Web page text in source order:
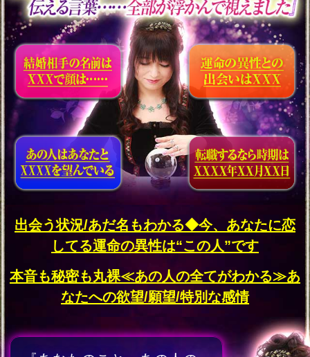
な夜を過ごす？
結婚のチャンスはいつ？ どこで結
婚相手と出会う？
恋愛成就/交際叶う【2人
項】2人の全宿縁/結末
会員価格2,970円(税込)